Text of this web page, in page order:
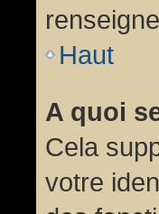
Haut
A quoi
Cela
votre